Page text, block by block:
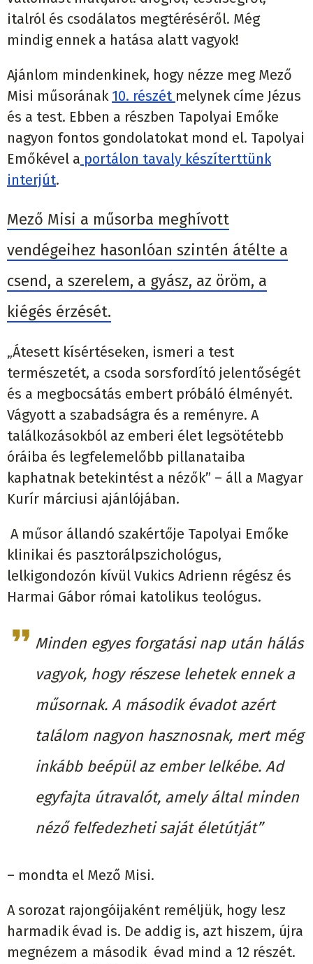
italról és csodálatos megtéréséről. Még
mindig ennek a hatása alatt vagyok!
Ajánlom mindenkinek, hogy nézze meg Mező
Misi műsorának 10. részét melynek címe Jézus
és a test. Ebben a részben Tapolyai Emőke
nagyon fontos gondolatokat mond el. Tapolyai
Emőkével a portálon tavaly készíterttünk
interjút.
Mező Misi a műsorba meghívott
vendégeihez hasonlóan szintén átélte a
csend, a szerelem, a gyász, az öröm, a
kiégés érzését.
„Átesett kísértéseken, ismeri a test
természetét, a csoda sorsfordító jelentőségét
és a megbocsátás embert próbáló élményét.
Vágyott a szabadságra és a reményre. A
találkozásokból az emberi élet legsötétebb
óráiba és legfelemelőbb pillanataiba
kaphatnak betekintést a nézők” – áll a Magyar
Kurír márciusi ajánlójában.
A műsor állandó szakértője Tapolyai Emőke
klinikai és pasztorálpszichológus,
lelkigondozón kívül Vukics Adrienn régész és
Harmai Gábor római katolikus teológus.
Minden egyes forgatási nap után hálás
vagyok, hogy részese lehetek ennek a
műsornak. A második évadot azért
találom nagyon hasznosnak, mert még
inkább beépül az ember lelkébe. Ad
egyfajta útravalót, amely által minden
néző felfedezheti saját életútját”
– mondta el Mező Misi.
A sorozat rajongóijaként reméljük, hogy lesz
harmadik évad is. De addig is, azt hiszem, újra
megnézem a második évad mind a 12 részét.